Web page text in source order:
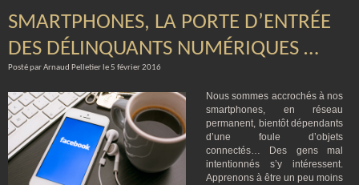
SMARTPHONES, LA PORTE D’ENTRÉE
DES DÉLINQUANTS NUMÉRIQUES …
Posté par Arnaud Pelletier le 5 février 2016
Nous sommes accrochés à nos
smartphones, en réseau
permanent, bientôt dépendants
d’une foule d’objets
connectés… Des gens mal
intentionnés s’y intéressent.
Apprenons à être un peu moins